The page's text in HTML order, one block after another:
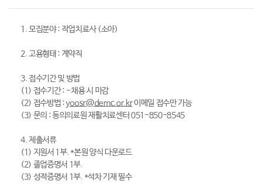
1. 모집분야 : 작업치료사 (소아)
2. 고용형태 : 계약직
3. 접수기간 및 방법
(1) 접수기간 : ~채용 시 마감
(2) 접수방법 :yoosr@demc.or.kr이메일 접수만 가능
(3) 문의 : 동의의료원 재활치료센터 051-850-8545
4. 제출서류
(1) 지원서 1부. *본원 양식 다운로드
(2) 졸업증명서 1부.
(3) 성적증명서 1부. *석차 기재 필수